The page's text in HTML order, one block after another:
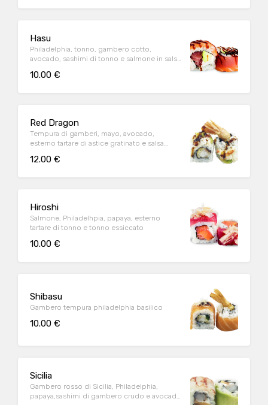
Hasu
Philadelphia, tonno, gambero cotto,
avocado, sashimi di tonno e salmone in salsa
10.00 €
Red Dragon
Tempura di gamberi, mayo, avocado,
esterno tartare di astice gratinato e salsa
12.00 €
Hiroshi
Salmone, Philadelhpia, papaya, esterno
tartare di tonno e tonno essiccato
10.00 €
Shibasu
Gambero tempura philadelphia basilico
10.00 €
Sicilia
Gambero rosso di Sicilia, Philadelphia,
papaya,sashimi di gambero crudo e avocado